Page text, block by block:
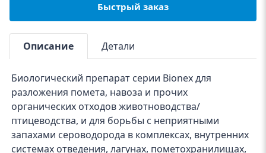
Быстрый заказ
Описание Детали
Биологический препарат серии Bionex для
разложения помета, навоза и прочих
органических отходов животноводства/
птицеводства, и для борьбы с неприятными
запахами сероводорода в комплексах, внутренних
системах отведения, лагунах, пометохранилищах,